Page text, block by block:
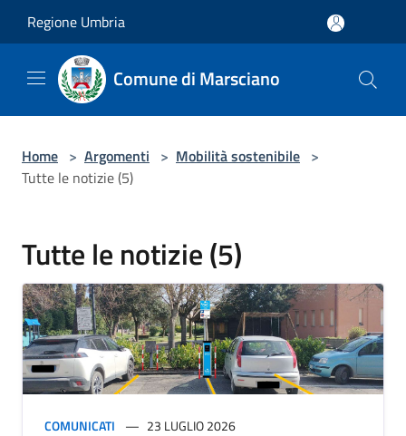
Regione Umbria
Comune di Marsciano
Home > Argomenti > Mobilità sostenibile >
Tutte le notizie (5)
Tutte le notizie (5)
COMUNICATI 23 LUGLIO 2026